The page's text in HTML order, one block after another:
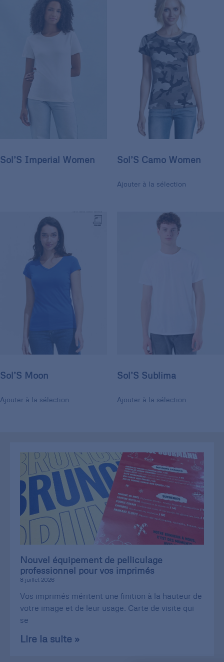
Sol’S Imperial Women Sol’S Camo Women
Ajouter à la sélection
Sol’S Moon
Ajouter à la sélection
Sol’S Sublima
Ajouter à la sélection
Nouvel équipement de pelliculage
professionnel pour vos imprimés
8 juillet 2026
Vos imprimés méritent une finition à la hauteur de
votre image et de leur usage. Carte de visite qui
se
Lire la suite »